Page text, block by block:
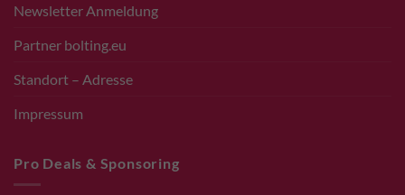
Newsletter Anmeldung
Partner bolting.eu
Standort – Adresse
Impressum
Pro Deals & Sponsoring